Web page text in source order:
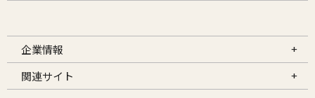
企業情報
関連サイト